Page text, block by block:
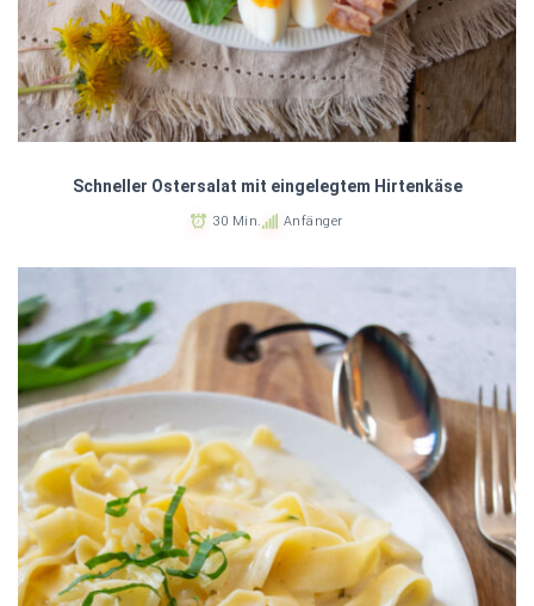
Schneller Ostersalat mit eingelegtem Hirtenkäse
30 Min. Anfänger